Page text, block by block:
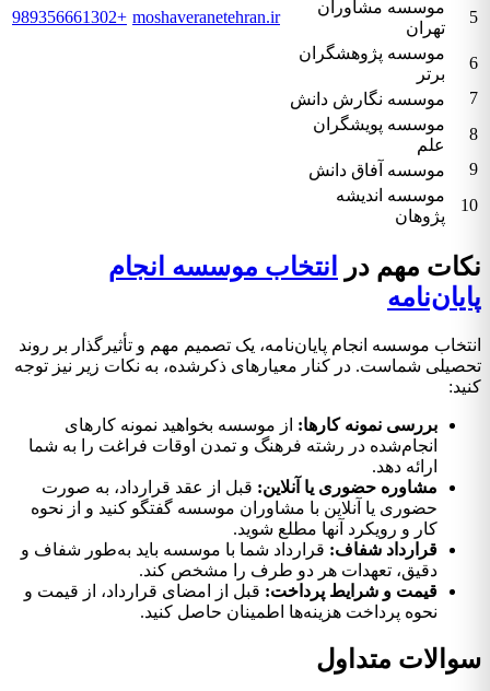
5
موسسه مشاوران
تهران
moshaveranetehran.ir
+989356661302
6
موسسه پژوهشگران
برتر
7
موسسه نگارش دانش
8
موسسه پویشگران
علم
9
موسسه آفاق دانش
10
موسسه اندیشه
پژوهان
نکات مهم در
انتخاب موسسه انجام
پایان‌نامه
انتخاب موسسه انجام پایان‌نامه، یک تصمیم مهم و تأثیرگذار بر روند
تحصیلی شماست. در کنار معیارهای ذکرشده، به نکات زیر نیز توجه
کنید:
بررسی نمونه کارها: از موسسه بخواهید نمونه کارهای
انجام‌شده در رشته فرهنگ و تمدن اوقات فراغت را به شما
ارائه دهد.
مشاوره حضوری یا آنلاین: قبل از عقد قرارداد، به صورت
حضوری یا آنلاین با مشاوران موسسه گفتگو کنید و از نحوه
کار و رویکرد آنها مطلع شوید.
قرارداد شفاف: قرارداد شما با موسسه باید به‌طور شفاف و
دقیق، تعهدات هر دو طرف را مشخص کند.
قیمت و شرایط پرداخت: قبل از امضای قرارداد، از قیمت و
نحوه پرداخت هزینه‌ها اطمینان حاصل کنید.
سوالات متداول